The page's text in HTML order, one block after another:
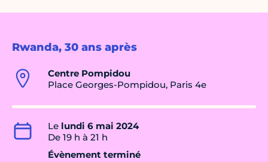
Rwanda, 30 ans après
Centre Pompidou
Place Georges-Pompidou, Paris 4e
Le lundi 6 mai 2024
De 19 h à 21 h
Évènement terminé